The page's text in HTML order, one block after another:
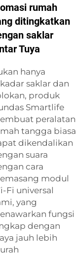
rumah
ditingkatkan
saklar
Tuya
hanya
saklar dan
produk
Smartlife
peralatan
tangga biasa
dikendalikan
suara
cara
modul
Fi universal
yang
fungsi
dengan
jauh lebih